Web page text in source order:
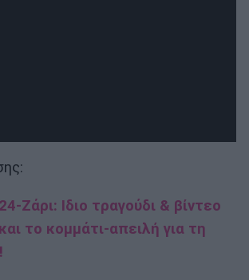
Ζάρι: Ιδιο τραγούδι & βίντεο
το κομμάτι-απειλή για τη